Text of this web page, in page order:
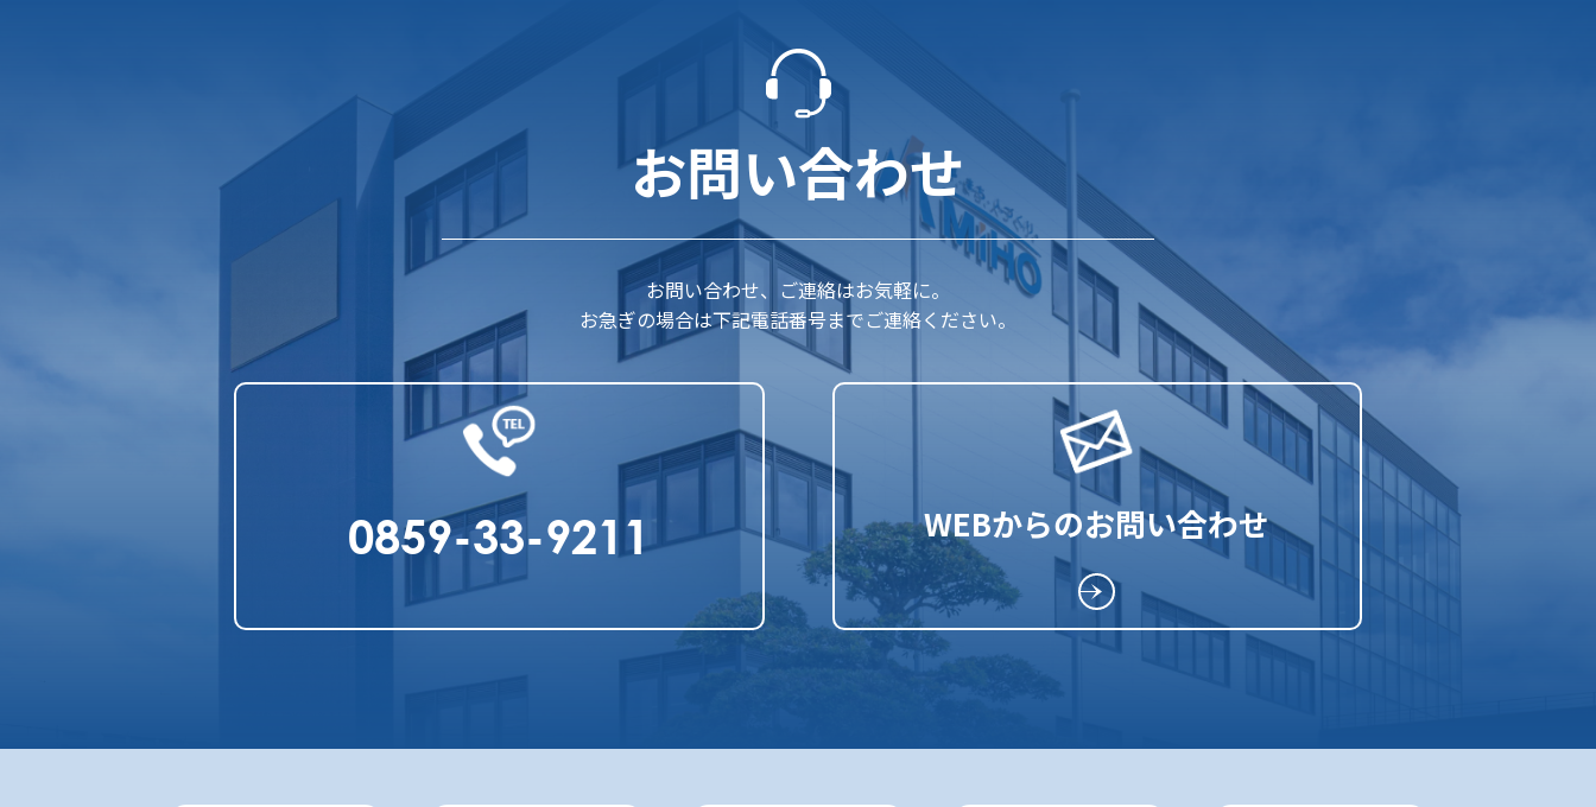
お問い合わせ
お問い合わせ、ご連絡はお気軽に。
お急ぎの場合は下記電話番号までご連絡ください。
0859-33-9211 WEBからのお問い合わせ